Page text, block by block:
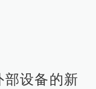
部设备的新